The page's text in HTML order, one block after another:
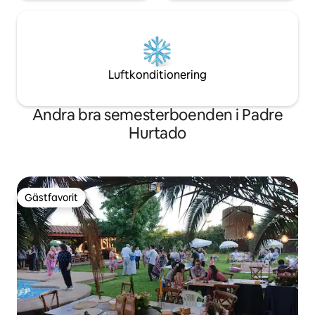
Luftkonditionering
Andra bra semesterboenden i Padre
Hurtado
Gästfavorit
Gästfavorit